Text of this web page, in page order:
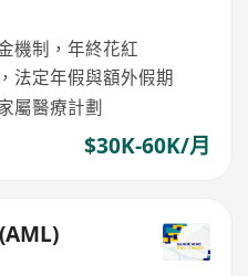
機制，年終花紅
法定年假與額外假期
屬醫療計劃
$30K-60K/月